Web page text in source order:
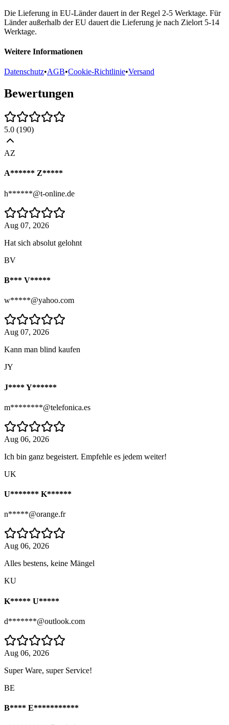
Die Lieferung in EU-Länder dauert in der Regel 2-5 Werktage. Für
Länder außerhalb der EU dauert die Lieferung je nach Zielort 5-14
Werktage.
Weitere Informationen
Datenschutz•AGB•Cookie-Richtlinie•Versand
Bewertungen
5.0 (190)
AZ
A****** Z*****
h******@t-online.de
Aug 07, 2026
Hat sich absolut gelohnt
BV
B*** V*****
w*****@yahoo.com
Aug 07, 2026
Kann man blind kaufen
JY
J**** Y******
m********@telefonica.es
Aug 06, 2026
Ich bin ganz begeistert. Empfehle es jedem weiter!
UK
U******* K******
n*****@orange.fr
Aug 06, 2026
Alles bestens, keine Mängel
KU
K***** U*****
d*******@outlook.com
Aug 06, 2026
Super Ware, super Service!
BE
B**** E***********